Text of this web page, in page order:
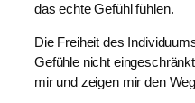
das echte Gefühl fühlen.
Die Freiheit des
Gefühle nicht
mir und zeigen mir den